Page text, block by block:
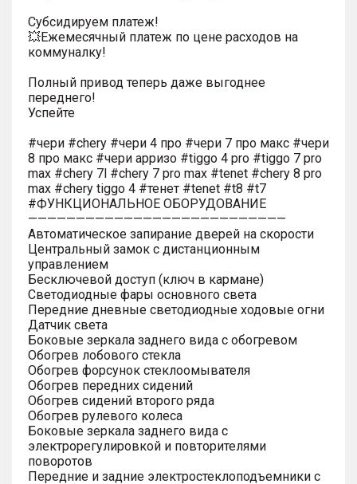
Субсидируем платеж!
💥Ежемесячный платеж по цене расходов на
коммуналку!
Полный привод теперь даже выгоднее
переднего!
Успейте
#чери #chery #чери 4 про #чери 7 про макс #чери
8 про макс #чери арризо #tiggo 4 pro #tiggo 7 pro
max #chery 7l #chery 7 pro max #tenet #chery 8 pro
max #chery tiggo 4 #тенет #tenet #t8 #t7
#ФУНКЦИОНАЛЬНОЕ ОБОРУДОВАНИЕ
———————————————————————————
Автоматическое запирание дверей на скорости
Центральный замок с дистанционным
управлением
Бесключевой доступ (ключ в кармане)
Светодиодные фары основного света
Передние дневные светодиодные ходовые огни
Датчик света
Боковые зеркала заднего вида с обогревом
Обогрев лобового стекла
Обогрев форсунок стеклоомывателя
Обогрев передних сидений
Обогрев сидений второго ряда
Обогрев рулевого колеса
Боковые зеркала заднего вида с
электрорегулировкой и повторителями
поворотов
Передние и задние электростеклоподъемники с